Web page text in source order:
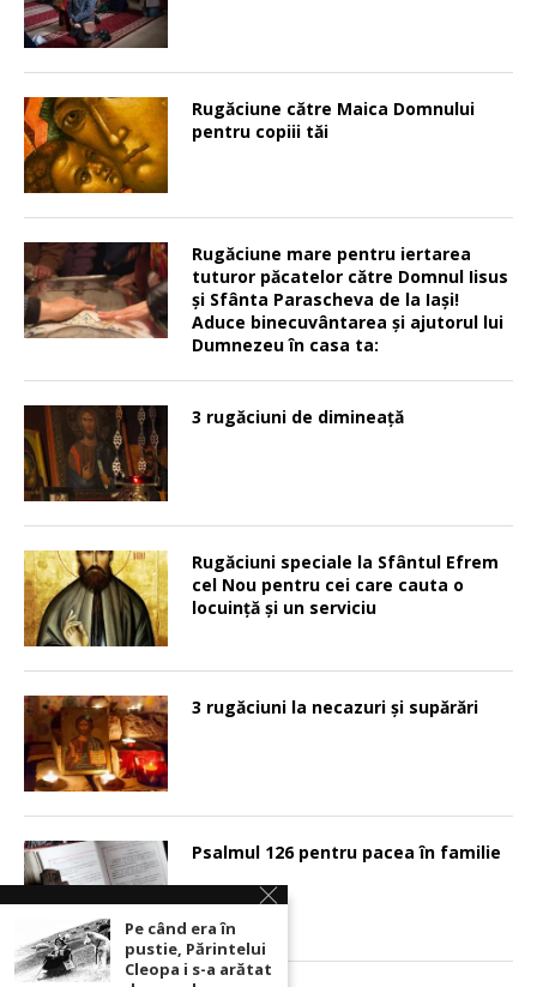
Rugăciune către Maica Domnului
pentru copiii tăi
Rugăciune mare pentru iertarea
tuturor păcatelor către Domnul Iisus
şi Sfânta Parascheva de la Iaşi!
Aduce binecuvântarea şi ajutorul lui
Dumnezeu în casa ta:
3 rugăciuni de dimineață
Rugăciuni speciale la Sfântul Efrem
cel Nou pentru cei care cauta o
locuinţă şi un serviciu
3 rugăciuni la necazuri și supărări
Psalmul 126 pentru pacea în familie
Pe când era în
pustie, Părintelui
Cleopa i s-a arătat